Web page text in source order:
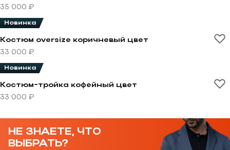
35 000 ₽
Перейти к товару Костюм oversize коричневый цвет
Новинка
Костюм oversize коричневый цвет
33 000 ₽
Новинка
Костюм-тройка кофейный цвет
33 000 ₽
НЕ ЗНАЕТЕ, ЧТО
ВЫБРАТЬ?